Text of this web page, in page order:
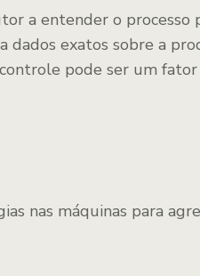
a entender o
exatos sobre a
pode ser um
nas máquinas para